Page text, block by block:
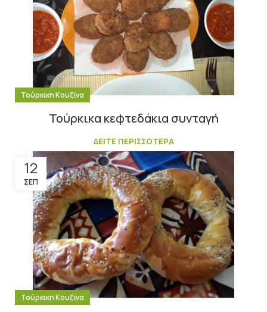
Τούρκικη Κουζίνα
Τούρκικα κεφτεδάκια συνταγή
ΔΕΙΤΕ ΠΕΡΙΣΣΟΤΕΡΑ
12
ΣΕΠ
Τούρκικη Κουζίνα